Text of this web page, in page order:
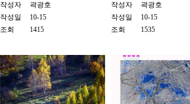
작성자
곽광호
작성일
10-15
조회
1415
작성자
곽광호
작성일
10-15
조회
1535